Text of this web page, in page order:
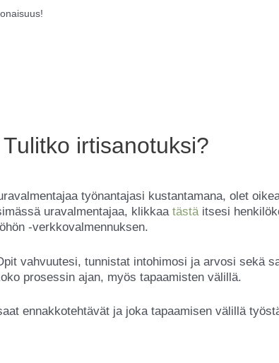
irtisanotuksi?
työnantajasi kustantamana, olet
uravalmentajaa, klikkaa tästäitsesi
-verkkovalmennuksen.
vahvuutesi, tunnistat intohimosi ja arvosi sekä
prosessin ajan, myös tapaamisten välillä.
ennakkotehtävät ja joka tapaamisen välillä